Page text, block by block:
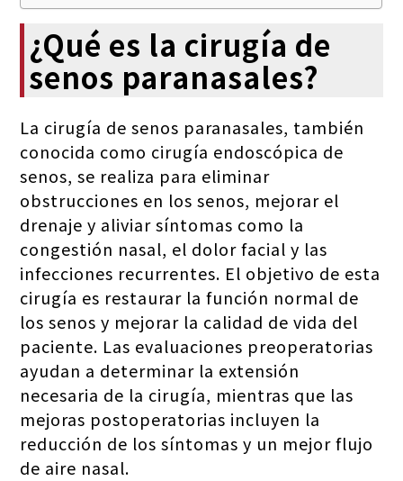
¿Qué es la cirugía de
senos paranasales?
La cirugía de senos paranasales, también
conocida como cirugía endoscópica de
senos, se realiza para eliminar
obstrucciones en los senos, mejorar el
drenaje y aliviar síntomas como la
congestión nasal, el dolor facial y las
infecciones recurrentes. El objetivo de esta
cirugía es restaurar la función normal de
los senos y mejorar la calidad de vida del
paciente. Las evaluaciones preoperatorias
ayudan a determinar la extensión
necesaria de la cirugía, mientras que las
mejoras postoperatorias incluyen la
reducción de los síntomas y un mejor flujo
de aire nasal.